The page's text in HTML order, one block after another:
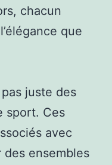
chacun
que
juste des
sport. Ces
avec
des ensembles